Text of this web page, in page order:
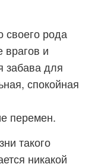
своего рода
врагов и
забава для
спокойная
перемен.
такого
никакой